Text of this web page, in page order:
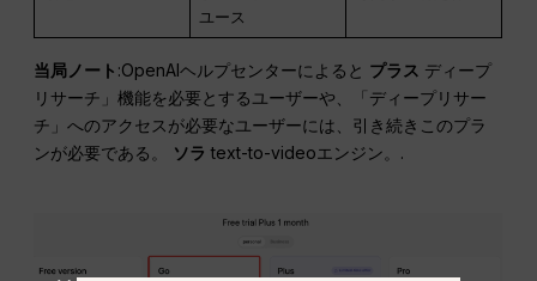
ユース
当局ノート :OpenAIヘルプセンターによると プラス ディープ
リサーチ」機能を必要とするユーザーや、「ディープリサー
チ」へのアクセスが必要なユーザーには、引き続きこのプラ
ンが必要である。 ソラ text-to-videoエンジン。.